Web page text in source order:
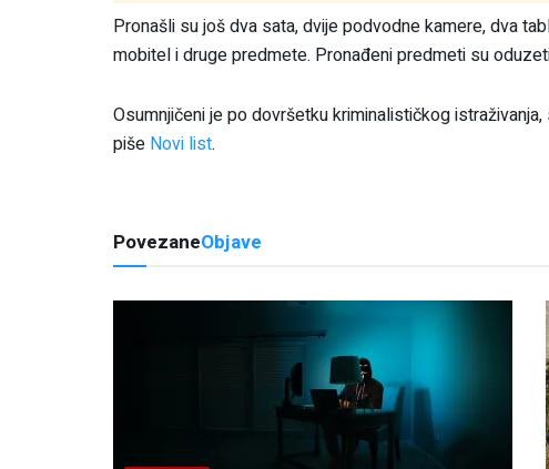
Pronašli su još dva sata, dvije podvodne kamere, dva
mobitel i druge predmete. Pronađeni predmeti su
Osumnjičeni je po dovršetku kriminalističkog
piše Novi list.
PovezaneObjave